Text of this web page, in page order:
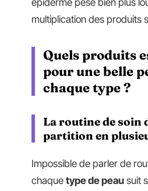
multiplication des produits
Quels produits
pour une belle
chaque type ?
La routine de soin
partition en
Impossible de parler de
chaque type de peau suit